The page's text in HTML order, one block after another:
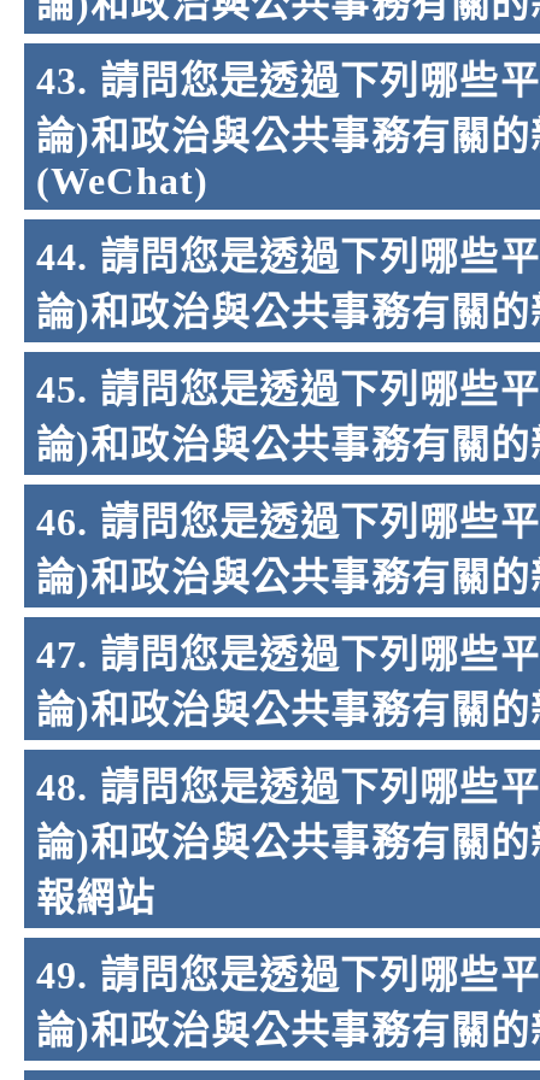
43. 請問您是透過下列哪些
論)和政治與公共事務有關
(WeChat)
44. 請問您是透過下列哪些
論)和政治與公共事務有關
45. 請問您是透過下列哪些
論)和政治與公共事務有關
46. 請問您是透過下列哪些
論)和政治與公共事務有關
47. 請問您是透過下列哪些
論)和政治與公共事務有關
48. 請問您是透過下列哪些
論)和政治與公共事務有關
報網站
49. 請問您是透過下列哪些
論)和政治與公共事務有關